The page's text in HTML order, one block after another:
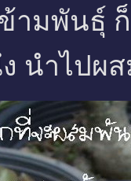
ามพันธุ์
นำไปผ